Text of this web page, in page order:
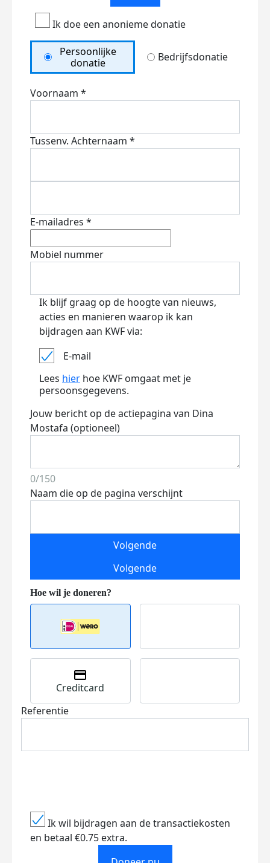
Ik doe een anonieme donatie
Persoonlijke
donatie
Bedrijfsdonatie
Voornaam *
Tussenv. Achternaam *
E-mailadres *
Mobiel nummer
Ik blijf graag op de hoogte van nieuws,
acties en manieren waarop ik kan
bijdragen aan KWF via:
E-mail
Lees hier hoe KWF omgaat met je
persoonsgegevens.
Jouw bericht op de actiepagina van Dina
Mostafa (optioneel)
0/150
Naam die op de pagina verschijnt
Volgende
Volgende
Creditcard
Referentie
Ik wil bijdragen aan de transactiekosten
en betaal €0.75 extra.